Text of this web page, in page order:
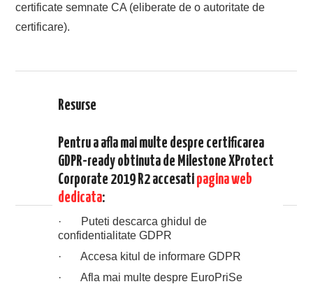
certificate semnate CA (eliberate de o autoritate de
certificare).
Resurse
Pentru a afla mai multe despre certificarea
GDPR-ready obtinuta de Milestone XProtect
Corporate 2019 R2 accesati pagina web
dedicata:
· Puteti descarca ghidul de
confidentialitate GDPR
· Accesa kitul de informare GDPR
· Afla mai multe despre EuroPriSe